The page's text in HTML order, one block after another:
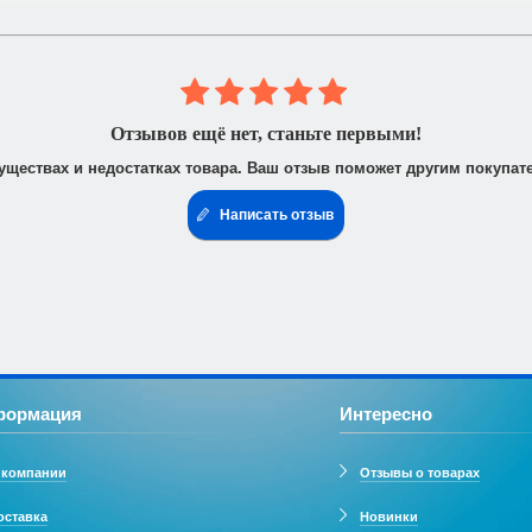
лицами. После получения заказа Вам высылается
доверенность от фирмы-плательщика.
Отзывов ещё нет, станьте первыми!
и недостатках товара. Ваш отзыв поможет другим
Написать отзыв
Интересно
Отзывы о товарах
Новинки